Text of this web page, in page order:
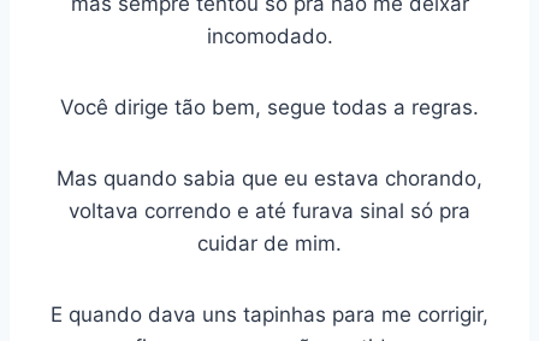
incomodado.
Você dirige tão bem, segue todas a regras.
Mas quando sabia que eu estava chorando,
voltava correndo e até furava sinal só pra
cuidar de mim.
E quando dava uns tapinhas para me corrigir,